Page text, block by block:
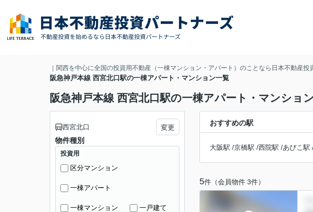
｜関西を中心に全国の投資用不動産（一棟マンション・アパート）のことなら日本不動産投
阪急神戸本線 西宮北口駅の一棟アパート・マンション一覧
阪急神戸本線 西宮北口駅の一棟アパート・マンショ
おすすめの駅
大阪駅 /京橋駅 /西院駅 /あびこ駅
5件（会員物件 3件）
西宮北口 変更
物件種別
投資用
区分マンション
一棟アパート
一棟マンション 一戸建て